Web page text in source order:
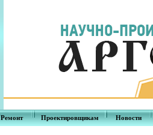
Ремонт Проектировщикам Новости